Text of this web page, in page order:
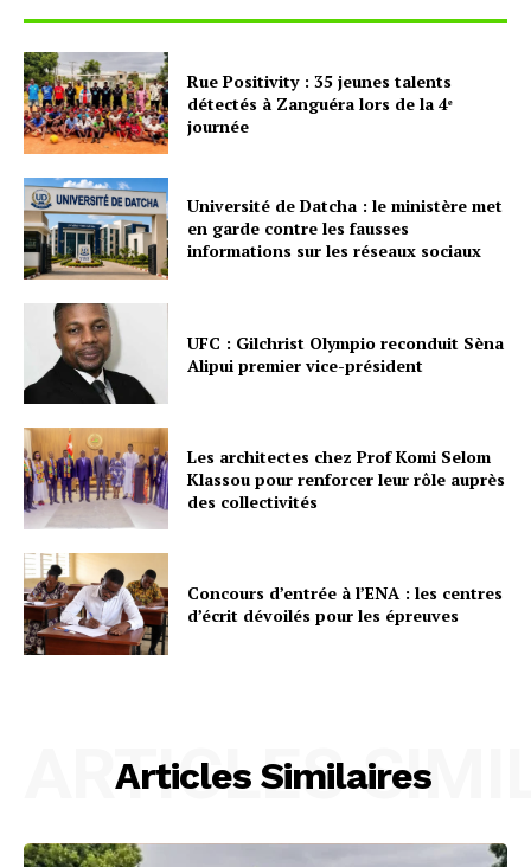
Rue Positivity : 35 jeunes talents
détectés à Zanguéra lors de la 4ᵉ
journée
Université de Datcha : le ministère met
en garde contre les fausses
informations sur les réseaux sociaux
UFC : Gilchrist Olympio reconduit Sèna
Alipui premier vice-président
Les architectes chez Prof Komi Selom
Klassou pour renforcer leur rôle auprès
des collectivités
Concours d’entrée à l’ENA : les centres
d’écrit dévoilés pour les épreuves
Articles Similaires
ARTICLES